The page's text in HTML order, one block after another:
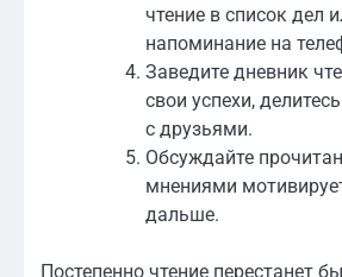
чтение в список дел
напоминание на
Заведите дневник
свои успехи,
с друзьями.
Обсуждайте
мнениями
дальше.
Постепенно чтение перестанет